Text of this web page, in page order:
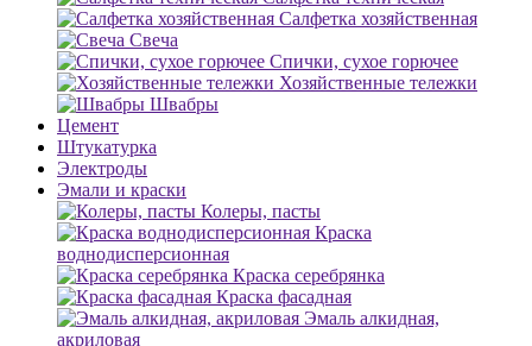
Салфетка хозяйственная
Свеча
Спички, сухое горючее
Хозяйственные тележки
Швабры
Цемент
Штукатурка
Электроды
Эмали и краски
Колеры, пасты
Краска
воднодисперсионная
Краска серебрянка
Краска фасадная
Эмаль алкидная,
акриловая